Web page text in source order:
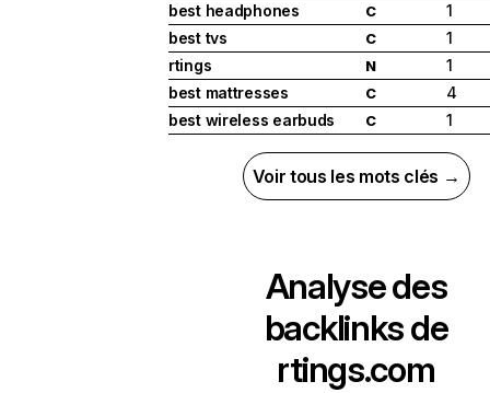
best headphones
C
1
best tvs
C
1
rtings
N
1
best mattresses
C
4
best wireless earbuds
C 1
Voir tous les mots clés →
Analyse des
backlinks de
rtings.com